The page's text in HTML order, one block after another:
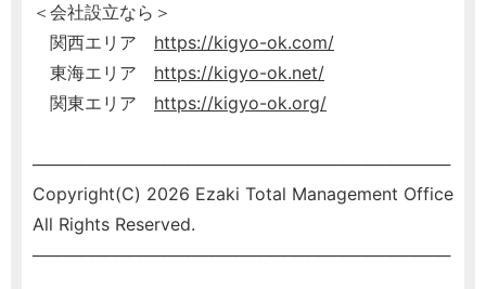
＜会社設立なら＞
関西エリア https://kigyo-ok.com/
東海エリア https://kigyo-ok.net/
関東エリア https://kigyo-ok.org/
───────────────────────────────────
Copyright(C) 2026 Ezaki Total Management Office
All Rights Reserved.
───────────────────────────────────